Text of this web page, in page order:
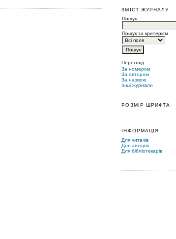
ЗМІСТ ЖУРНАЛУ
Пошук
Пошук за критерієм
Перегляд
За номером
За автором
За назвою
Інші журнали
РОЗМІР ШРИФТА
ІНФОРМАЦІЯ
Для читачів
Для авторів
Для бібліотекарів